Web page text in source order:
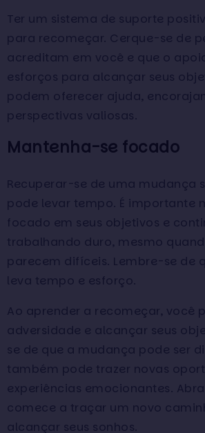
Ter um sistema de suporte
para recomeçar. Cerque-se de
acreditam em você e que o
esforços para alcançar seus
podem oferecer ajuda,
perspectivas valiosas.
Mantenha-se focado
Recuperar-se de uma mudança
pode levar tempo. É importante
focado em seus objetivos e
trabalhando duro, mesmo
parecem difíceis. Lembre-se de
leva tempo e esforço.
Ao aprender a recomeçar, você
adversidade e alcançar seus
se de que a mudança pode ser
também pode trazer novas
experiências emocionantes.
comece a traçar um novo
alcançar seus sonhos.